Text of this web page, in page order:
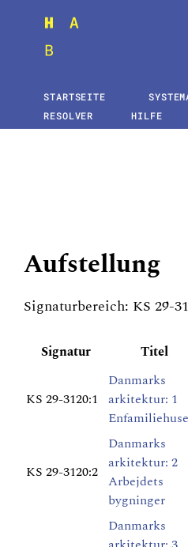
STARTSEITE
RESOLVER
HILFE
Aufstellung
Signaturbereich: KS 29-
Signatur Titel
KS 29-3120:1
Danmarks
arkitektur: 1
KS 29-3120:2
Danmarks
arkitektur: 2
Arbejdets
bygninger
Danmarks